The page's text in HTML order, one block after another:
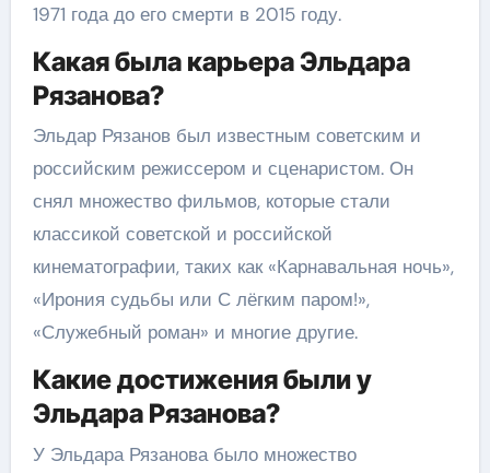
1971 года до его смерти в 2015 году.
Какая была карьера Эльдара
Рязанова?
Эльдар Рязанов был известным советским и
российским режиссером и сценаристом. Он
снял множество фильмов, которые стали
классикой советской и российской
кинематографии, таких как «Карнавальная ночь»,
«Ирония судьбы или С лёгким паром!»,
«Служебный роман» и многие другие.
Какие достижения были у
Эльдара Рязанова?
У Эльдара Рязанова было множество